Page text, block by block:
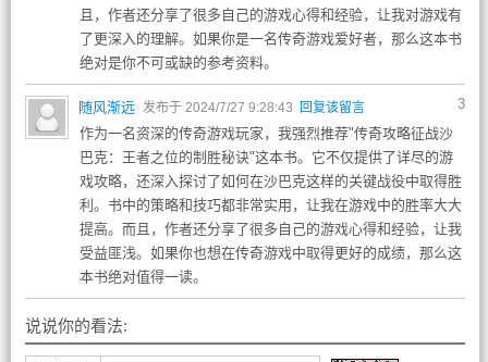
且，作者还分享了很多自己的游戏心得和经验，让我对游戏有
了更深入的理解。如果你是一名传奇游戏爱好者，那么这本书
绝对是你不可或缺的参考资料。
3
随风渐远 发布于 2024/7/27 9:28:43 回复该留言
作为一名资深的传奇游戏玩家，我强烈推荐"传奇攻略征战沙
巴克：王者之位的制胜秘诀"这本书。它不仅提供了详尽的游
戏攻略，还深入探讨了如何在沙巴克这样的关键战役中取得胜
利。书中的策略和技巧都非常实用，让我在游戏中的胜率大大
提高。而且，作者还分享了很多自己的游戏心得和经验，让我
受益匪浅。如果你也想在传奇游戏中取得更好的成绩，那么这
本书绝对值得一读。
说说你的看法: